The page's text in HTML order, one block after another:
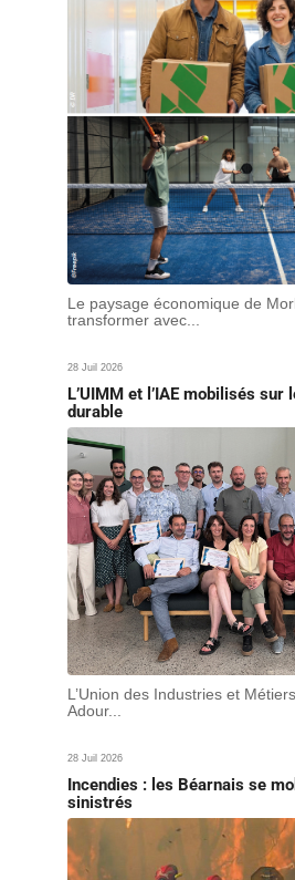
Le paysage économique de
transformer avec...
28 Juil 2026
L’UIMM et l’IAE mobilisés sur
durable
L’Union des Industries et
Adour...
28 Juil 2026
Incendies : les Béarnais se
sinistrés